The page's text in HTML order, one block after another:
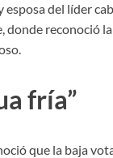
esposa del líder
donde reconoció
fría”
que la baja